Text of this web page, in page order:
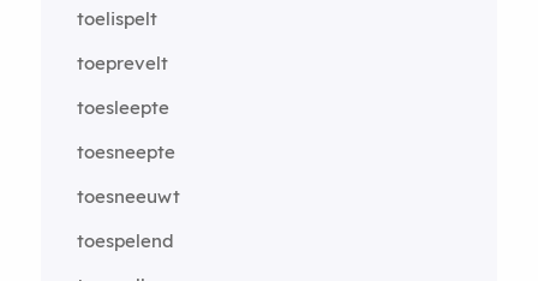
toelispelt
toeprevelt
toesleepte
toesneepte
toesneeuwt
toespelend